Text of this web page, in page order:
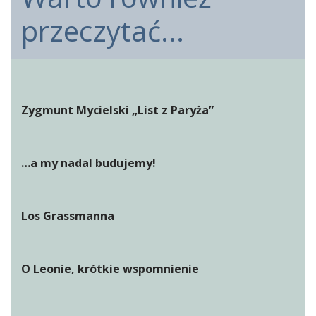
przeczytać...
Zygmunt Mycielski „List z Paryża”
…a my nadal budujemy!
Los Grassmanna
O Leonie, krótkie wspomnienie